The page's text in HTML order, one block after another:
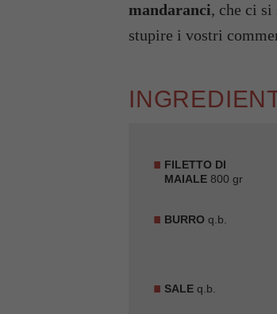
mandaranci, che ci si
stupire i vostri
FILETTO DI
MAIALE 800 gr
BURRO q.b.
SALE q.b.